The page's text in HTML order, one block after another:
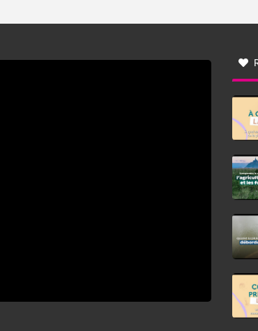
à nord-ouest, dans un secteur qui part du Roussillon à
monts, en allusion aux régions montagneuses d’où